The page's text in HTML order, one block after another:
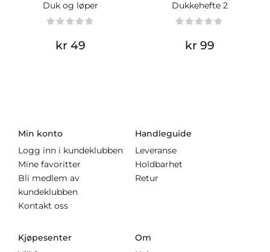
Duk og løper
kr 49
Dukkehefte 2
kr 99
Min konto
Logg inn i kundeklubben
Mine favoritter
Bli medlem av
kundeklubben
Kontakt oss
Handleguide
Leveranse
Holdbarhet
Retur
Kjøpesenter Om